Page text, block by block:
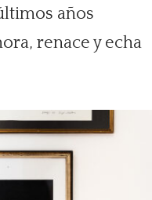
años
renace y echa